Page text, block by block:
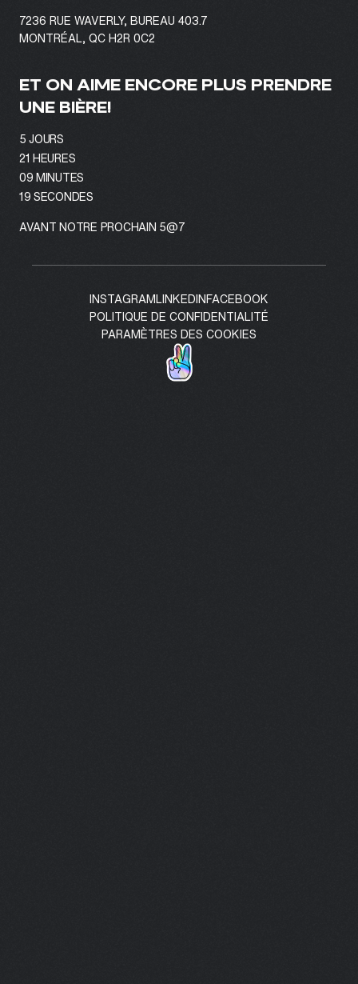
7236 RUE WAVERLY, BUREAU 403.7
MONTRÉAL, QC H2R 0C2
ET ON AIME ENCORE PLUS PRENDRE
UNE BIÈRE!
5 JOURS
21 HEURES
09 MINUTES
17 SECONDES
AVANT NOTRE PROCHAIN 5@7
INSTAGRAM LINKEDIN FACEBOOK
POLITIQUE DE CONFIDENTIALITÉ
PARAMÈTRES DES COOKIES